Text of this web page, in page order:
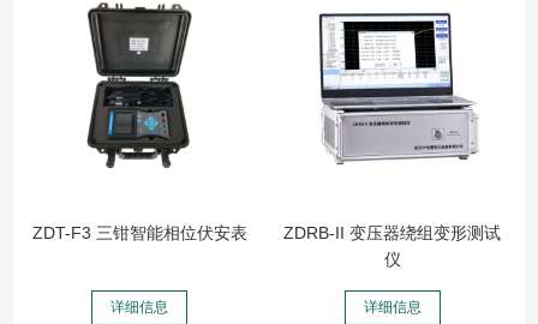
ZDT-F3 三钳智能相位伏安表
详细信息
ZDRB-II 变压器绕组变形测试
仪
详细信息